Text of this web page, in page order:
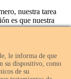
nuestra tarea
es que nuestra
le informa de que
su dispositivo, como
de su